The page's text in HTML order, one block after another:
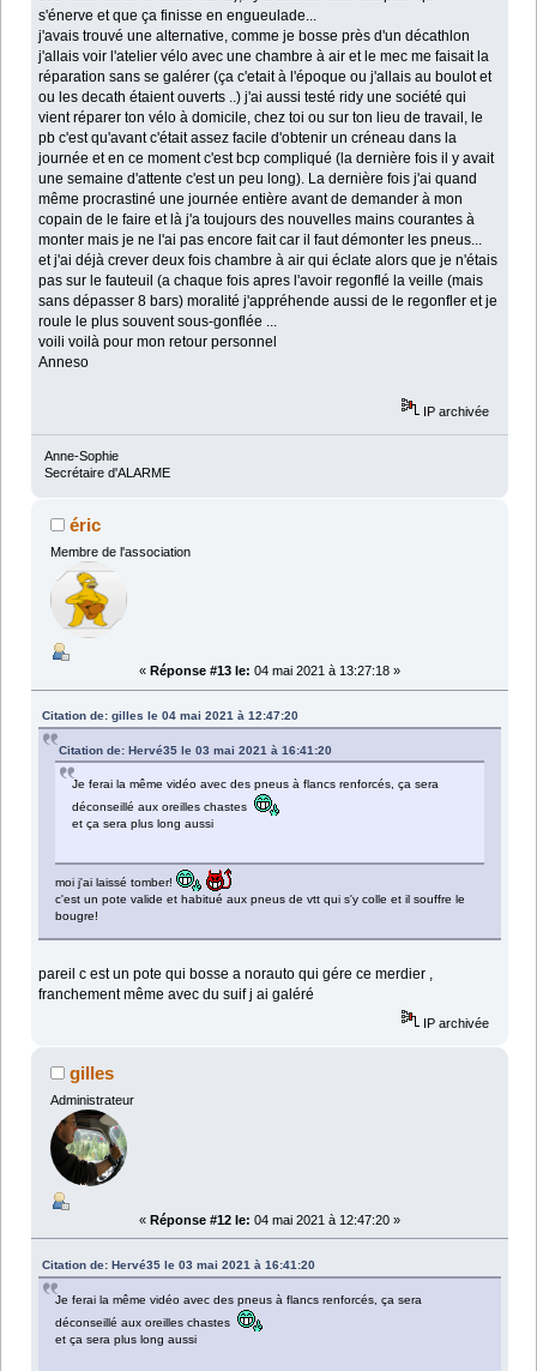
s'énerve et que ça finisse en engueulade...
j'avais trouvé une alternative, comme je bosse près d'un décathlon
j'allais voir l'atelier vélo avec une chambre à air et le mec me faisait la
réparation sans se galérer (ça c'etait à l'époque ou j'allais au boulot et
ou les decath étaient ouverts ..) j'ai aussi testé ridy une société qui
vient réparer ton vélo à domicile, chez toi ou sur ton lieu de travail, le
pb c'est qu'avant c'était assez facile d'obtenir un créneau dans la
journée et en ce moment c'est bcp compliqué (la dernière fois il y avait
une semaine d'attente c'est un peu long). La dernière fois j'ai quand
même procrastiné une journée entière avant de demander à mon
copain de le faire et là j'a toujours des nouvelles mains courantes à
monter mais je ne l'ai pas encore fait car il faut démonter les pneus...
et j'ai déjà crever deux fois chambre à air qui éclate alors que je n'étais
pas sur le fauteuil (a chaque fois apres l'avoir regonflé la veille (mais
sans dépasser 8 bars) moralité j'appréhende aussi de le regonfler et je
roule le plus souvent sous-gonflée ...
voili voilà pour mon retour personnel
Anneso
IP archivée
Anne-Sophie
Secrétaire d'ALARME
éric
Membre de l'association
« Réponse #13 le: 04 mai 2021 à 13:27:18 »
Citation de: gilles le 04 mai 2021 à 12:47:20
Citation de: Hervé35 le 03 mai 2021 à 16:41:20
Je ferai la même vidéo avec des pneus à flancs renforcés, ça sera
déconseillé aux oreilles chastes
et ça sera plus long aussi
moi j'ai laissé tomber!
c'est un pote valide et habitué aux pneus de vtt qui s'y colle et il souffre le
bougre!
pareil c est un pote qui bosse a norauto qui gére ce merdier ,
franchement même avec du suif j ai galéré
IP archivée
gilles
Administrateur
« Réponse #12 le: 04 mai 2021 à 12:47:20 »
Citation de: Hervé35 le 03 mai 2021 à 16:41:20
Je ferai la même vidéo avec des pneus à flancs renforcés, ça sera
déconseillé aux oreilles chastes
et ça sera plus long aussi